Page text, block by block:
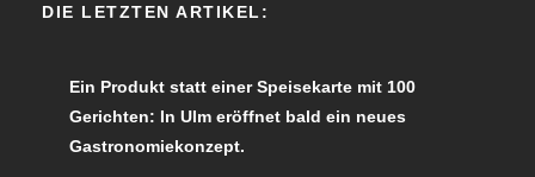
DIE LETZTEN ARTIKEL:
Ein Produkt statt einer Speisekarte mit 100
Gerichten: In Ulm eröffnet bald ein neues
Gastronomiekonzept.